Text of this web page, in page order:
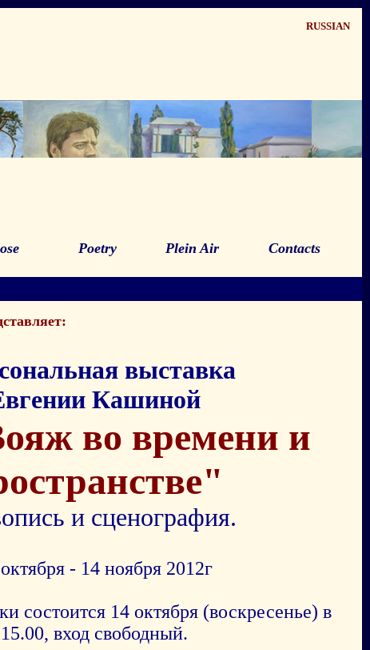
RUSSIAN
Poetry Plein Air Contacts
выставка
Кашиной
во времени и
и сценография.
- 14 ноября 2012г
состоится 14 октября (воскресенье) в
15.00, вход свободный.